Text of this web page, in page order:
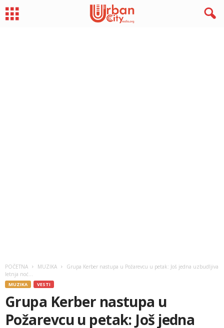
POČETNA MUZIKA
Grupa Kerber nastupa u Požarevcu u petak: Još jedna uzbudljiva
letnja noć...
MUZIKA VESTI
Grupa Kerber nastupa u
Požarevcu u petak: Još jedna